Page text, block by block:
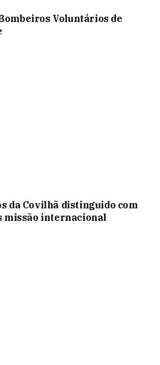
Voluntários de
da Covilhã distinguido com
missão internacional